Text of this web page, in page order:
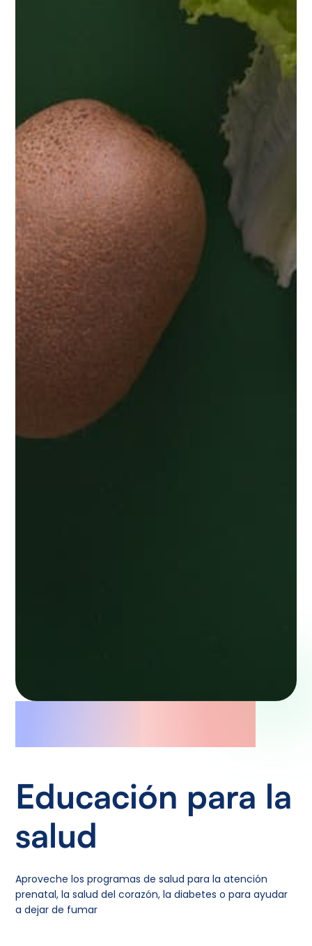
Educación para la
salud
Aproveche los programas de salud para la atención
prenatal, la salud del corazón, la diabetes o para ayudar
a dejar de fumar